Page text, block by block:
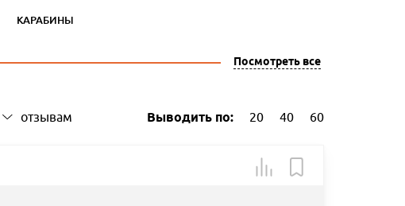
КАРАБИНЫ
Посмотреть все
отзывам Выводить по: 20 40 60